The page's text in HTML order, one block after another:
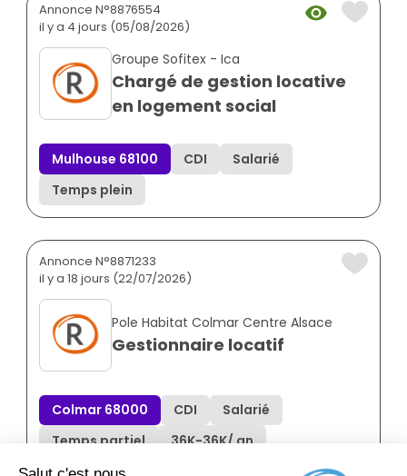
Annonce N°8876554
il y a 4 jours (05/08/2026)
Groupe Sofitex - Ica
Chargé de gestion locative
en logement social
Mulhouse 68100 CDI
Salarié
Temps plein
Annonce N°8871233
il y a 18 jours (22/07/2026)
Pole Habitat Colmar Centre Alsace
Gestionnaire locatif
Colmar 68000 CDI
Salarié
Temps partiel
36K-36K/ an